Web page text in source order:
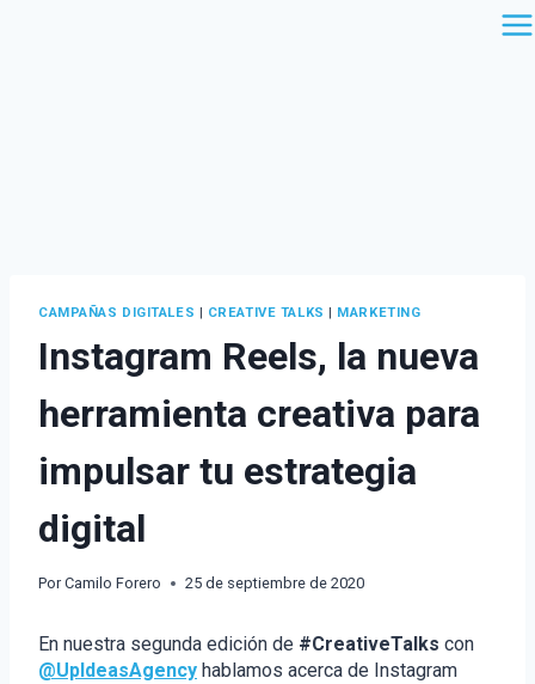
CAMPAÑAS DIGITALES | CREATIVE TALKS | MARKETING
Instagram Reels, la nueva
herramienta creativa para
impulsar tu estrategia
digital
Por Camilo Forero 25 de septiembre de 2020
En nuestra segunda edición de #CreativeTalks con
@UpIdeasAgency hablamos acerca de Instagram